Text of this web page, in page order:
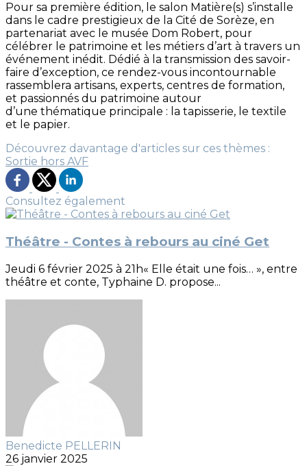
Pour sa première édition, le salon Matière(s) s’installe
dans le cadre prestigieux de la Cité de Sorèze, en
partenariat avec le musée Dom Robert, pour
célébrer le patrimoine et les métiers d’art à travers un
événement inédit. Dédié à la transmission des savoir-
faire d’exception, ce rendez-vous incontournable
rassemblera artisans, experts, centres de formation,
et passionnés du patrimoine autour
d’une thématique principale : la tapisserie, le textile
et le papier.
Découvrez davantage d'articles sur ces thèmes :
Sortie hors AVF
Consultez également
Théâtre - Contes à rebours au ciné Get
Jeudi 6 février 2025 à 21h« Elle était une fois… », entre
théâtre et conte, Typhaine D. propose...
Benedicte PELLERIN
26 janvier 2025